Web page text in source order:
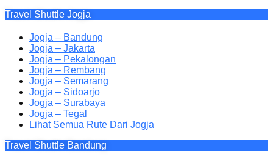
Travel Shuttle Jogja
Jogja – Bandung
Jogja – Jakarta
Jogja – Pekalongan
Jogja – Rembang
Jogja – Semarang
Jogja – Sidoarjo
Jogja – Surabaya
Jogja – Tegal
Lihat Semua Rute Dari Jogja
Travel Shuttle Bandung